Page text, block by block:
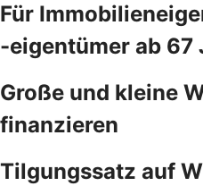
Für
-eigentümer ab 67
Große und kleine
finanzieren
Tilgungssatz auf